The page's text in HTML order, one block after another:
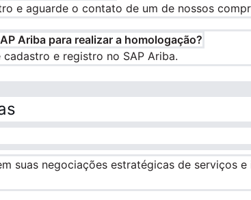
e aguarde o contato de um de nossos
Ariba para realizar a homologação?
e registro no SAP Ariba.
suas negociações estratégicas de serviços